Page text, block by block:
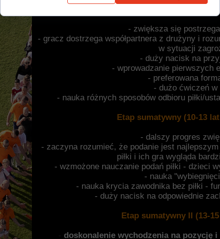
- zwiększa się
- gracz dostrzega współpartnera z drużyny i
w sytuacji
- duży nacisk na
- wprowadzanie pierwszych
- preferowana
- dużo ćwiczeń
- nauka różnych sposobów odbioru piłki/
Etap sumatywny (10-13
- dalszy progres
- zaczyna rozumieć, że podanie jest
piłki i ich gra wygląda
- wzmożone nauczanie podań piłki - dzieci
- nauka
- nauka krycia zawodnika bez piłki -
- duży nacisk na odpowiednie
Etap sumatywny II (13-
doskonalenie wychodzenia na pozycję